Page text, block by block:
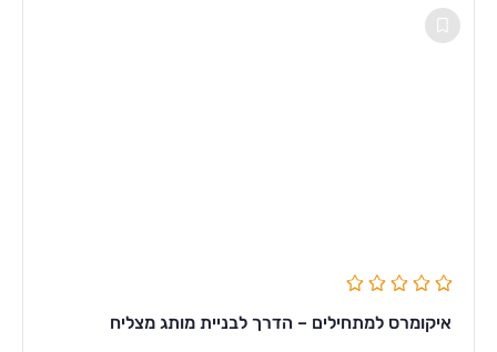
איקומרס למתחילים – הדרך לבניית מותג מצליח